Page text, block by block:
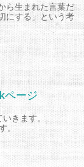
ら生まれた言葉だ
にする」という考
ページ
いきます。
。